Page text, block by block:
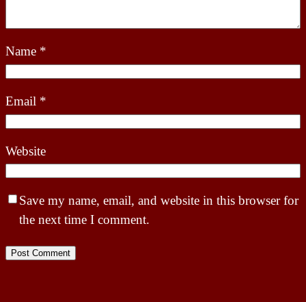
Name *
Email *
Website
Save my name, email, and website in this browser for
the next time I comment.